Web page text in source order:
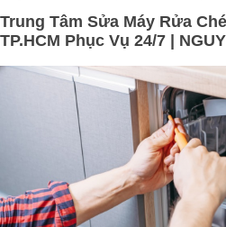
Trung Tâm Sửa Máy Rửa
TP.HCM Phục Vụ 24/7 |